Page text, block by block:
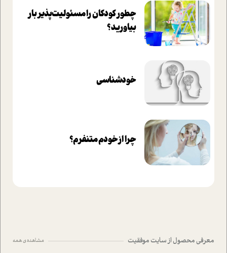
چطور کودکان را مسئولیت‌پذیر بار
بیاورید؟
خودشناسی
چرا از خودم متنفرم؟
معرفی محصول از سایت موفقیت مشاهده ی همه